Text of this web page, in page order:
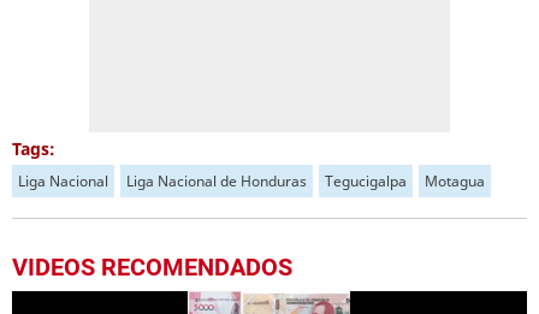
Tags:
Liga Nacional Liga Nacional de Honduras Tegucigalpa Motagua
VIDEOS RECOMENDADOS